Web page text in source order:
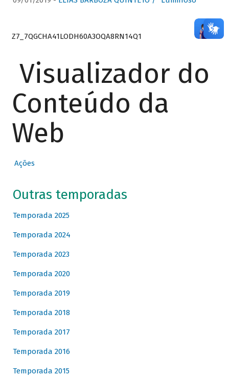
Z7_7QGCHA41LODH60A3OQA8RN14Q1
Visualizador do
Conteúdo da
Web
Ações
Outras temporadas
Temporada 2025
Temporada 2024
Temporada 2023
Temporada 2020
Temporada 2019
Temporada 2018
Temporada 2017
Temporada 2016
Temporada 2015